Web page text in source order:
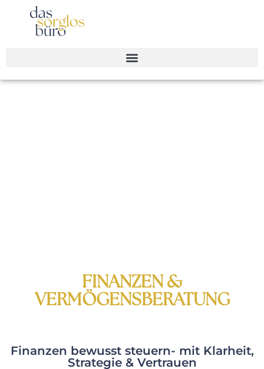
FINANZEN &
VERMÖGENSBERATUNG
Finanzen bewusst steuern- mit Klarheit,
Strategie & Vertrauen